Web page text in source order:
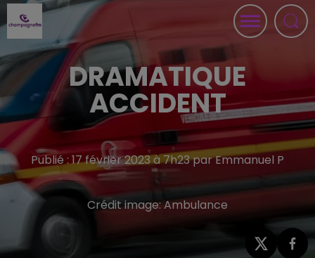
DRAMATIQUE
ACCIDENT
Publié : 17 février 2023 à 7h23 par Emmanuel P
Crédit image:Ambulance